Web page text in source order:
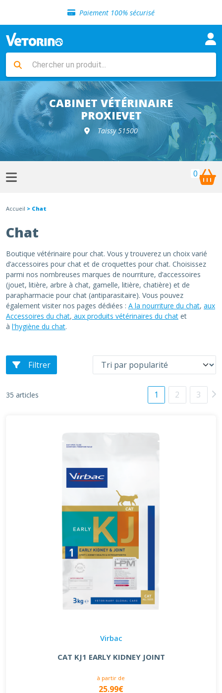
Paiement 100% sécurisé
Livraison gratuite en clinique vétérinaire
Sélection de croquettes vétérinaire
Livraison gratuite en clinique vétérinaire
Retour gratuit en clinique
Sélection de croquettes vétérinaire
CABINET VÉTÉRINAIRE
PROXIEVET
Taissy 51500
0
Accueil > Chat
Chat
Boutique vétérinaire pour chat. Vous y trouverez un choix varié
d’accessoires pour chat et de croquettes pour chat. Choisissez
parmi nos nombreuses marques de nourriture, d’accessoires
(jouet, litière, arbre à chat, gamelle, litière, chatière) et de
parapharmacie pour chat (antiparasitaire). Vous pouvez
également visiter nos pages dédiées : A la nourriture du chat, aux
Accessoires du chat, aux produits vétérinaires du chat et
à l'hygiène du chat.
Filtrer
35 articles 1 2 3
Virbac
CAT KJ1 EARLY KIDNEY JOINT
à partir de
25.99€